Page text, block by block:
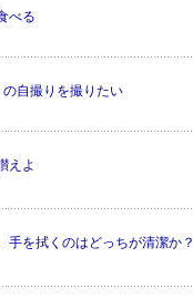
べる
自撮りを撮りたい
えよ
手を拭くのはどっちが清潔か？